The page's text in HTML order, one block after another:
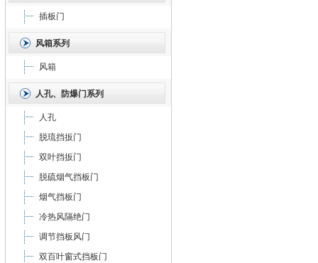
插板门
风箱系列
风箱
人孔、防爆门系列
人孔
脱琉挡扳门
双叶挡扳门
脱硫烟气挡板门
烟气挡板门
冷热风隔绝门
调节挡板风门
双百叶窗式挡板门